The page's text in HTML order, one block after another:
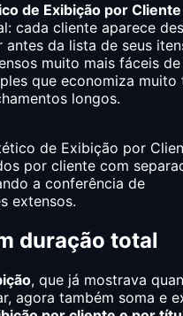
de Exibição por Cliente
cada cliente aparece
antes da lista de seus
muito mais fáceis
que economiza muito
longos.
de Exibição por
por cliente com
a conferência de
extensos.
duração total
, que já mostrava
agora também soma e